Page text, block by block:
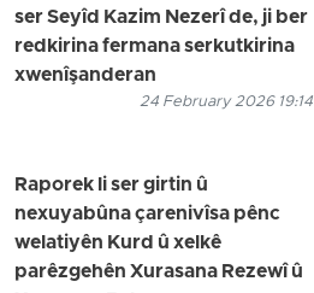
ser Seyîd Kazim Nezerî de, ji ber
redkirina fermana serkutkirina
xwenîşanderan
24 February 2026 19:14
Raporek li ser girtin û
nexuyabûna çarenivîsa pênc
welatiyên Kurd û xelkê
parêzgehên Xurasana Rezewî û